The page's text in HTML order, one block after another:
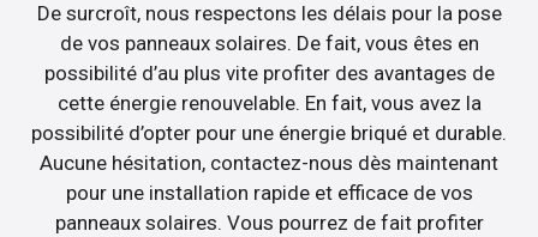
De surcroît, nous respectons les délais pour la pose
de vos panneaux solaires. De fait, vous êtes en
possibilité d’au plus vite profiter des avantages de
cette énergie renouvelable. En fait, vous avez la
possibilité d’opter pour une énergie briqué et durable.
Aucune hésitation, contactez-nous dès maintenant
pour une installation rapide et efficace de vos
panneaux solaires. Vous pourrez de fait profiter